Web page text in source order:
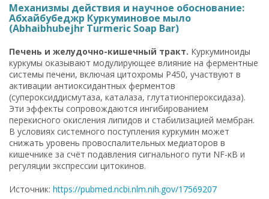
Механизмы действия и научное обоснование:
Абхайбубеджр Куркуминовое мыло
(Abhaibhubejhr Turmeric Soap Bar)
Печень и желудочно-кишечный тракт. Куркуминоиды
куркумы оказывают модулирующее влияние на ферментные
системы печени, включая цитохромы P450, участвуют в
активации антиоксидантных ферментов
(супероксиддисмутаза, каталаза, глутатионпероксидаза).
Эти эффекты сопровождаются ингибированием
перекисного окисления липидов и стабилизацией мембран.
В условиях системного поступления куркумин может
снижать уровень провоспалительных медиаторов в
кишечнике за счёт подавления сигнального пути NF-κB и
регуляции экспрессии цитокинов.
Источник: https://pubmed.ncbi.nlm.nih.gov/17569207